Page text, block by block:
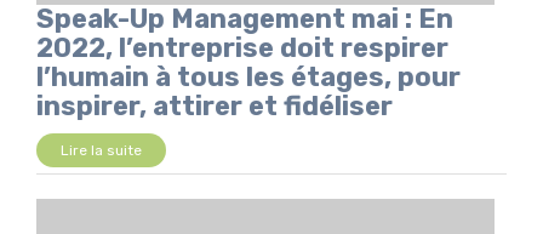
Speak-Up Management mai : En
2022, l’entreprise doit respirer
l’humain à tous les étages, pour
inspirer, attirer et fidéliser
Lire la suite